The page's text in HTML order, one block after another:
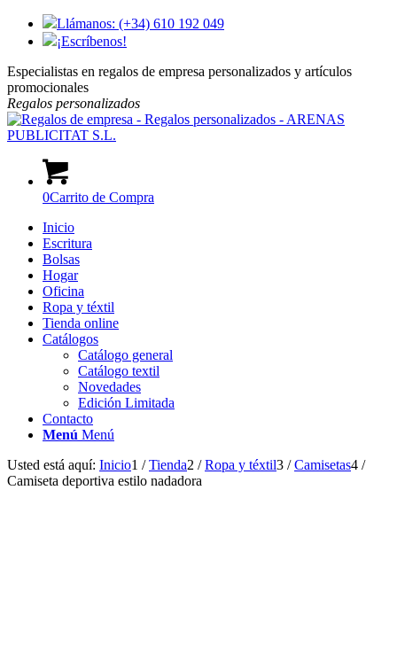
Llámanos: (+34) 610 192 049
¡Escríbenos!
Especialistas en regalos de empresa personalizados y artículos
promocionales
Regalos personalizados
0Carrito de Compra
Inicio
Escritura
Bolsas
Hogar
Oficina
Ropa y téxtil
Tienda online
Catálogos
Catálogo general
Catálogo textil
Novedades
Edición Limitada
Contacto
Menú Menú
Usted está aquí: Inicio1 / Tienda2 / Ropa y téxtil3 / Camisetas4 /
Camiseta deportiva estilo nadadora